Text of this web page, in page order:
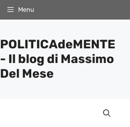
Menu
POLITICAdeMENTE
- Il blog di Massimo
Del Mese